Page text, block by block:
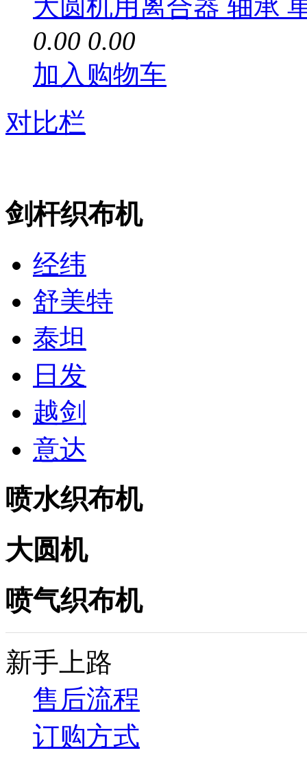
大圆机用离合器 轴承
0.00 0.00
加入购物车
对比栏
剑杆织布机
经纬
舒美特
泰坦
日发
越剑
意达
喷水织布机
大圆机
喷气织布机
新手上路
售后流程
订购方式